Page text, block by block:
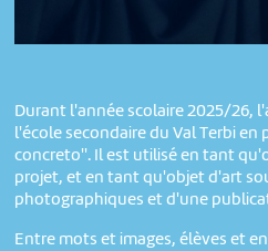
Durant l'année scolaire 2025/26,
l'école secondaire du Val Terbi
concreto''. Il est utilisé en tant
projet, et en tant qu'objet d'art
photographiques et d'une
Entre mots et images, élèves et